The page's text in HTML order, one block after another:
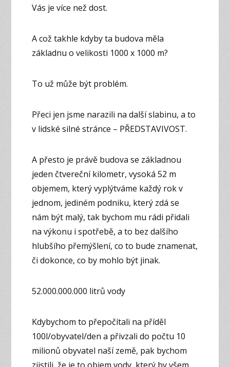
Vás je více než dost.
A což takhle kdyby ta budova měla
základnu o velikosti 1000 x 1000 m?
To už může být problém.
Přeci jen jsme narazili na další slabinu, a to
v lidské silné stránce – PŘEDSTAVIVOST.
A přesto je právě budova se základnou
jeden čtvereční kilometr, vysoká 52 m
objemem, který vyplýtváme každý rok v
jednom, jediném podniku, který zdá se
nám být malý, tak bychom mu rádi přidali
na výkonu i spotřebě, a to bez dalšího
hlubšího přemýšlení, co to bude znamenat,
či dokonce, co by mohlo být jinak.
52.000.000.000 litrů vody
Kdybychom to přepočítali na příděl
100l/obyvatel/den a přivzali do počtu 10
milionů obyvatel naší země, pak bychom